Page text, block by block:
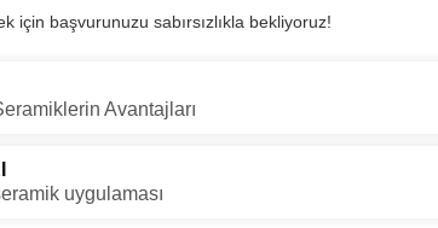
için başvurunuzu sabırsızlıkla bekliyoruz!
Avantajları
uygulaması